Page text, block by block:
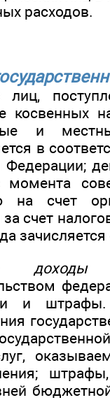
расходов.
лиц,
косвенных
и
в
Федерации;
на счет
за счет
доходы
и